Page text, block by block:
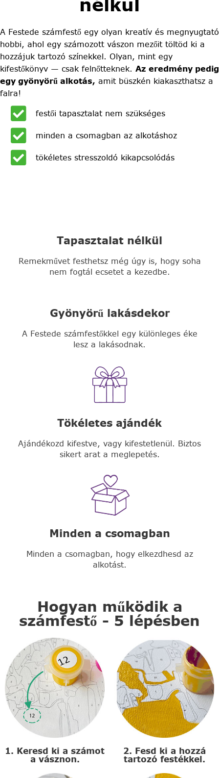
A Festede számfestő egy olyan kreatív és megnyugtató
hobbi, ahol egy számozott vászon mezőit töltöd ki a
hozzájuk tartozó színekkel. Olyan, mint egy
kifestőkönyv — csak felnőtteknek. Az eredmény pedig
egy gyönyörű alkotás, amit büszkén kiakaszthatsz a
falra!
festői tapasztalat nem szükséges
minden a csomagban az alkotáshoz
tökéletes stresszoldó kikapcsolódás
Tapasztalat nélkül
Remekművet festhetsz még úgy is, hogy soha
nem fogtál ecsetet a kezedbe.
Gyönyörű lakásdekor
A Festede számfestőkkel egy különleges éke
lesz a lakásodnak.
Tökéletes ajándék
Ajándékozd kifestve, vagy kifestetlenül. Biztos
sikert arat a meglepetés.
Minden a csomagban
Minden a csomagban, hogy elkezdhesd az
alkotást.
Hogyan működik a
számfestő - 5 lépésben
1. Keresd ki a számot
a vásznon.
2. Fesd ki a hozzá
tartozó festékkel.